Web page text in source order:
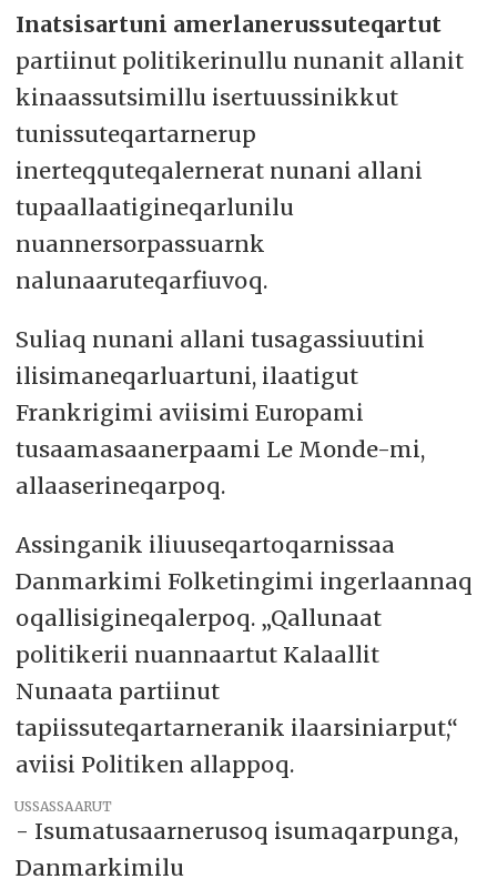
Inatsisartuni amerlanerussuteqartut
partiinut politikerinullu nunanit allanit
kinaassutsimillu isertuussinikkut
tunissuteqartarnerup
inerteqquteqalernerat nunani allani
tupaallaatigineqarlunilu
nuannersorpassuarnk
nalunaaruteqarfiuvoq.
Suliaq nunani allani tusagassiuutini
ilisimaneqarluartuni, ilaatigut
Frankrigimi aviisimi Europami
tusaamasaanerpaami Le Monde-mi,
allaaserineqarpoq.
Assinganik iliuuseqartoqarnissaa
Danmarkimi Folketingimi ingerlaannaq
oqallisigineqalerpoq. „Qallunaat
politikerii nuannaartut Kalaallit
Nunaata partiinut
tapiissuteqartarneranik ilaarsiniarput,“
aviisi Politiken allappoq.
USSASSAARUT
- Isumatusaarnerusoq isumaqarpunga,
Danmarkimilu